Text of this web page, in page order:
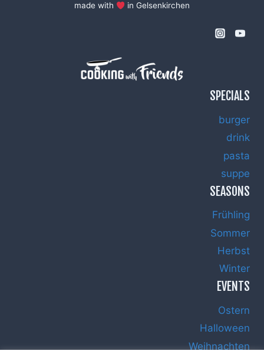
made with
in Gelsenkirchen
SPECIALS
burger
drink
pasta
suppe
SEASONS
Frühling
Sommer
Herbst
Winter
EVENTS
Ostern
Halloween
Weihnachten